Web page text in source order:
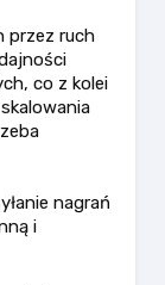
przez ruch
co z kolei
nagrań
i